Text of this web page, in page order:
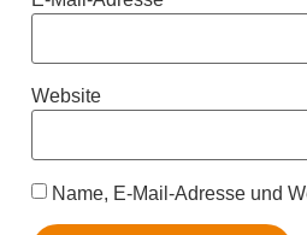
Website
Name, E-Mail-Adresse und